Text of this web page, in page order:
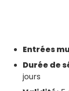
Entrées
Durée de
jours